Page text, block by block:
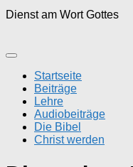
Dienst am Wort Gottes
Startseite
Beiträge
Lehre
Audiobeiträge
Die Bibel
Christ werden